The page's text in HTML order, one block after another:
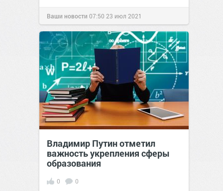
Ваши новости 07:50 23 июл 2021
Владимир Путин отметил
важность укрепления сферы
образования
0 0